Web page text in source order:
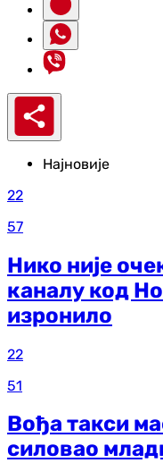
Најновије
22
57
Нико није
каналу код
изронило
22
51
Вођа такси
силовао